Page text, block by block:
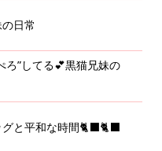
日常
ろ”してる💕黒猫兄妹の
と平和な時間🐈‍⬛🐈‍⬛